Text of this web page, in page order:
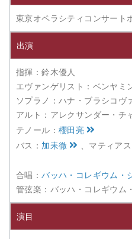
東京オペラシティコンサート
出演
指揮：鈴木優人
エヴァンゲリスト：ベンヤミ
ソプラノ：ハナ・ブラシコヴ
アルト：アレクサンダー・チ
テノール： 櫻田亮
バス： 加耒徹 、マティア
合唱：バッハ・コレギウム・
管弦楽：バッハ・コレギウム
演目